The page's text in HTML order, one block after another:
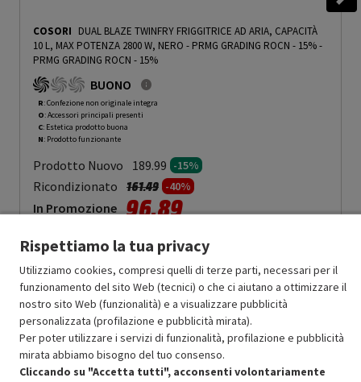
COSORI DUAL BLAZE TWINFRY FRIGGITRICE AD ARIA, CAPACITÀ
10 L, MAX POTENZA 2800 W, NERO - PRMG GRADING ROCN - 15%-
PRMG GRADING ROCN - 15%
BUONO
R: Confezione non originale integra
O: Accessori principali presenti
C: Estetica prodotto buona
N: Prodotto funzionante
Prodotto Nuovo 189.99 -15%
Ricondizionato Prezzo ridotto da
161.49a-40%
In Promozione 96.89
Aggiungi al carrello
OFFERTE IMPERDIBILI
Risparmio garantito rispetto al corrispondente prodotto nuovo.
Rispettiamo la tua privacy
Utilizziamo cookies, compresi quelli di terze parti, necessari per il
funzionamento del sito Web (tecnici) o che ci aiutano a ottimizzare il
nostro sito Web (funzionalità) e a visualizzare pubblicità
personalizzata (profilazione e pubblicità mirata).
Per poter utilizzare i servizi di funzionalità, profilazione e pubblicità
mirata abbiamo bisogno del tuo consenso.
Cliccando su "Accetta tutti", acconsenti volontariamente